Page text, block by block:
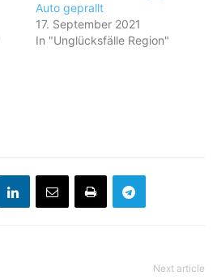
Auto geprallt
17. September 2021
In "Unglücksfälle Region"
Next article